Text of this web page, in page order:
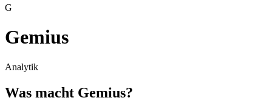
G
Gemius
Analytik
Was macht Gemius?